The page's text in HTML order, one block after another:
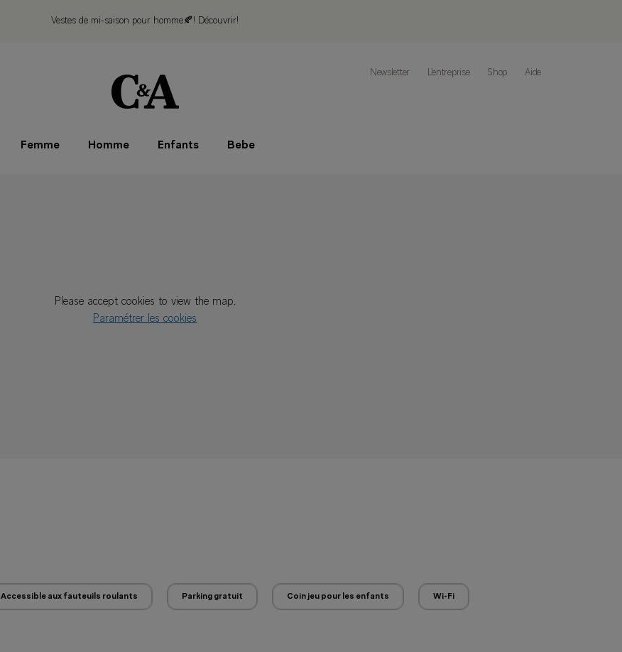
Vestes de mi-saison pour homme🍂! Découvrir!
Newsletter L’entreprise Shop Aide
Femme Homme Enfants Bebe
Please accept cookies to view the map.
Paramétrer les cookies
Accessible aux fauteuils roulants Parking gratuit Coin jeu pour les enfants Wi-Fi